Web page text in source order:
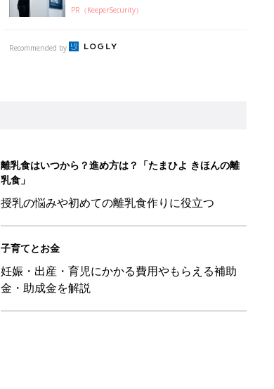
PR（KeeperSecurity）
Recommended by
離乳食はいつから？進め方は？「たまひよ きほんの離
乳食」
授乳の悩みや初めての離乳食作りに役立つ
子育てとお金
妊娠・出産・育児にかかる費用やもらえる補助
金・助成金を解説